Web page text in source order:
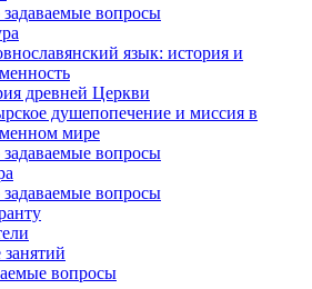
задаваемые вопросы
язык: история и
древней Церкви
душепопечение и миссия в
мире
задаваемые вопросы
задаваемые вопросы
вопросы